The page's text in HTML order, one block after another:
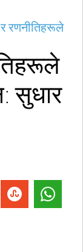
रणनीतिहरूले
सुधार